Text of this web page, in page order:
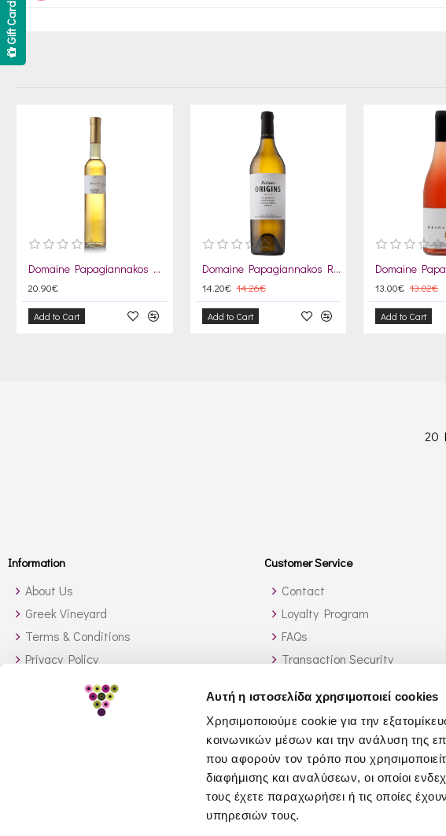
Αυτή η ιστοσελίδα χρησιμοποιεί cookies
Χρησιμοποιούμε cookie για την
κοινωνικών μέσων και την ανάλυση της
που αφορούν τον τρόπο που
διαφήμισης και αναλύσεων, οι οποίοι
τους έχετε παραχωρήσει ή τις οποίες
υπηρεσιών τους.
Domaine Papagiannakos Melias 2022
20.90€
Add to Cart
Domaine Papagiannakos Retsina Origins 2024
14.20€ 14.26€
Add to Cart
13.00€ 13.02€
Add to Cart
Gift Card
20
Information
About Us
Greek Vineyard
Terms & Conditions
Privacy Policy
Shipping Methods
Stock Availability
Customer Service
Contact
Loyalty Program
FAQs
Transaction Security
How to search?